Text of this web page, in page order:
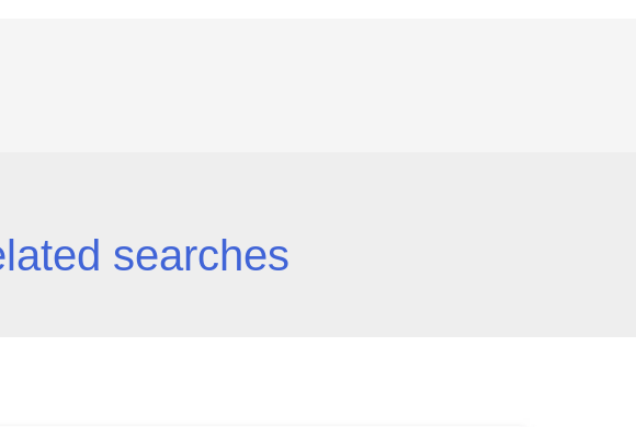
searches